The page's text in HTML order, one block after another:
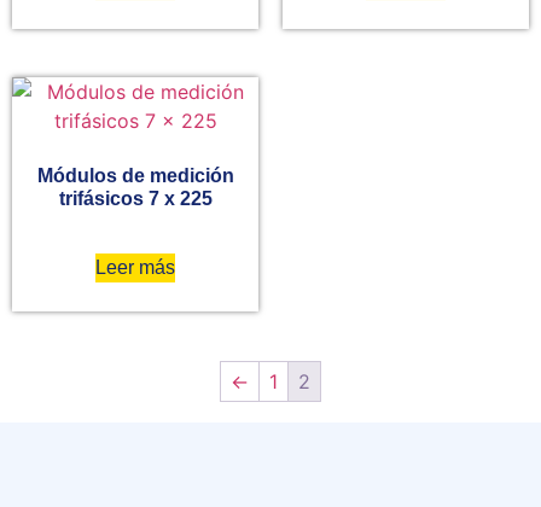
Módulos de medición
trifásicos 7 x 225
Leer más
← 1 2